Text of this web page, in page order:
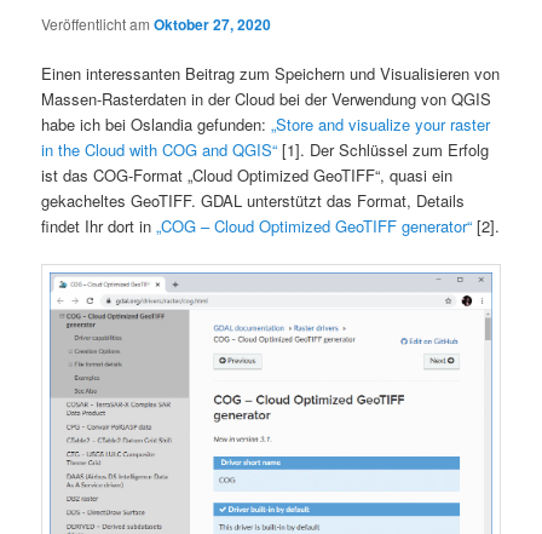
Veröffentlicht amOktober 27, 2020
Einen interessanten Beitrag zum Speichern und Visualisieren von
Massen-Rasterdaten in der Cloud bei der Verwendung von QGIS
habe ich bei Oslandia gefunden:„Store and visualize your raster
in the Cloud with COG and QGIS“ [1]. Der Schlüssel zum Erfolg
ist das COG-Format „Cloud Optimized GeoTIFF“, quasi ein
gekacheltes GeoTIFF. GDAL unterstützt das Format, Details
findet Ihr dort in„COG – Cloud Optimized GeoTIFF generator“ [2].